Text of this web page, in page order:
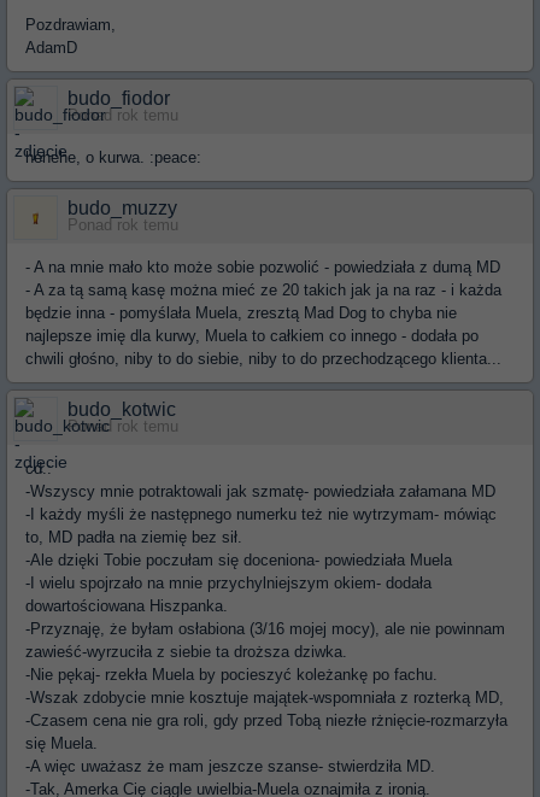
Pozdrawiam,
AdamD
budo_fiodor
Ponad rok temu
hehehe, o kurwa. :peace:
budo_muzzy
Ponad rok temu
- A na mnie mało kto może sobie pozwolić - powiedziała z dumą MD
- A za tą samą kasę można mieć ze 20 takich jak ja na raz - i każda
będzie inna - pomyślała Muela, zresztą Mad Dog to chyba nie
najlepsze imię dla kurwy, Muela to całkiem co innego - dodała po
chwili głośno, niby to do siebie, niby to do przechodzącego klienta...
budo_kotwic
Ponad rok temu
cd.:
-Wszyscy mnie potraktowali jak szmatę- powiedziała załamana MD
-I każdy myśli że następnego numerku też nie wytrzymam- mówiąc
to, MD padła na ziemię bez sił.
-Ale dzięki Tobie poczułam się doceniona- powiedziała Muela
-I wielu spojrzało na mnie przychylniejszym okiem- dodała
dowartościowana Hiszpanka.
-Przyznaję, że byłam osłabiona (3/16 mojej mocy), ale nie powinnam
zawieść-wyrzuciła z siebie ta droższa dziwka.
-Nie pękaj- rzekła Muela by pocieszyć koleżankę po fachu.
-Wszak zdobycie mnie kosztuje majątek-wspomniała z rozterką MD,
-Czasem cena nie gra roli, gdy przed Tobą niezłe rżnięcie-rozmarzyła
się Muela.
-A więc uważasz że mam jeszcze szanse- stwierdziła MD.
-Tak, Amerka Cię ciągle uwielbia-Muela oznajmiła z ironią.